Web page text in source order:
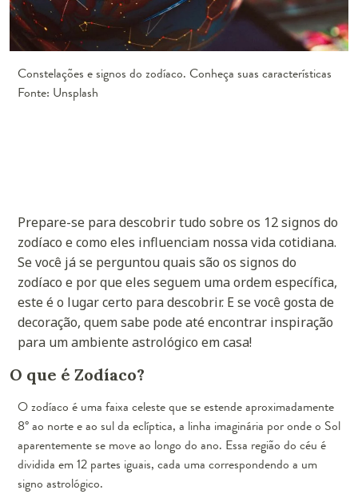
Constelações e signos do zodíaco. Conheça suas características
Fonte: Unsplash
Prepare-se para descobrir tudo sobre os 12 signos do
zodíaco e como eles influenciam nossa vida cotidiana.
Se você já se perguntou quais são os signos do
zodíaco e por que eles seguem uma ordem específica,
este é o lugar certo para descobrir. E se você gosta de
decoração, quem sabe pode até encontrar inspiração
para um ambiente astrológico em casa!
O que é Zodíaco?
O zodíaco é uma faixa celeste que se estende aproximadamente
8° ao norte e ao sul da eclíptica, a linha imaginária por onde o Sol
aparentemente se move ao longo do ano. Essa região do céu é
dividida em 12 partes iguais, cada uma correspondendo a um
signo astrológico.